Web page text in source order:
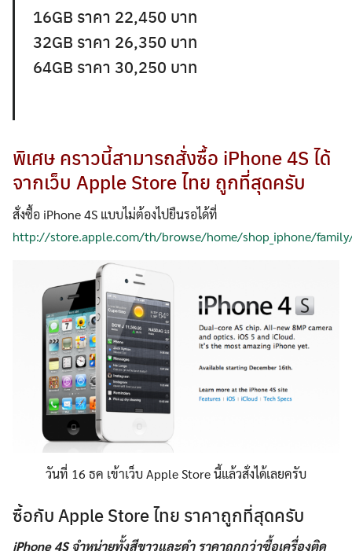
16GB ราคา 22,450 บาท
32GB ราคา 26,350 บาท
64GB ราคา 30,250 บาท
พิเศษ คราวนี้สามารถสั่งซื้อ iPhone 4S ได้
จากเว็บ Apple Store ไทย ถูกที่สุดครับ
สั่งซื้อ iPhone 4S แบบไม่ต้องไปยืนรอได้ที่
http://store.apple.com/th/browse/home/shop_iphone/
วันที่ 16 ธค เข้าเว็บ Apple Store นี้แล้วสั่งได้เลยครับ
ซื้อกับ Apple Store ไทย ราคาถูกที่สุดครับ
iPhone 4S จำหน่ายทั้งสีขาวและดำ ราคาถูกกว่าซื้อเครื่องติด